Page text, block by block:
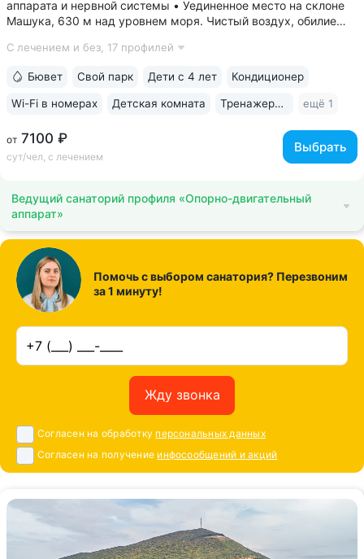
аппарата и нервной системы • Уединенное место на склоне
Машука, 630 м над уровнем моря. Чистый воздух, обилие
«Бесстыжие ванны», бювета источника № 24. Прямой выход
С лечением и без, 17 профилей
от 7100 ₽
сут/чел, с лечением
Выбрать
Бювет Свой парк Дети с 4 лет Кондиционер
Wi-Fi в номерах Детская комната Тренажерный зал ещё 1
Ведущий санаторий профиля «Опорно-двигательный
аппарат»
Помочь с выбором санатория? Перезвоним
за 1 минуту!
Жду звонка
Согласен на обработку персональных данных
Согласен на получение инфосообщений и акций